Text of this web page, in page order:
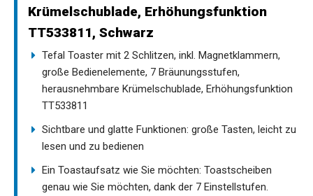
Krümelschublade, Erhöhungsfunktion
TT533811, Schwarz
Tefal Toaster mit 2 Schlitzen, inkl. Magnetklammern,
große Bedienelemente, 7 Bräunungsstufen,
herausnehmbare Krümelschublade, Erhöhungsfunktion
TT533811
Sichtbare und glatte Funktionen: große Tasten, leicht zu
lesen und zu bedienen
Ein Toastaufsatz wie Sie möchten: Toastscheiben
genau wie Sie möchten, dank der 7 Einstellstufen.